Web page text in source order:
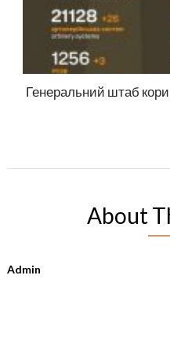
Генеральний штаб
About
Admin